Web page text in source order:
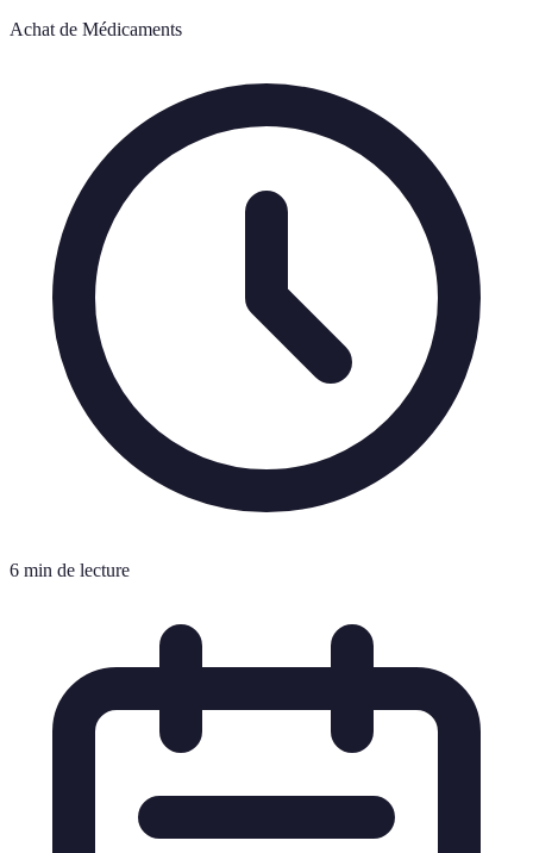
Achat de Médicaments
6 min de lecture